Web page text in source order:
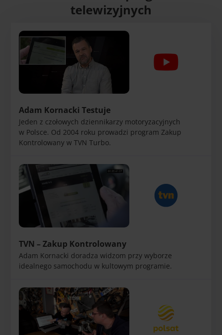
telewizyjnych
Adam Kornacki Testuje
Jeden z czołowych dziennikarzy motoryzacyjnych
w Polsce. Od 2004 roku prowadzi program Zakup
Kontrolowany w TVN Turbo.
TVN – Zakup Kontrolowany
Adam Kornacki doradza widzom przy wyborze
idealnego samochodu w kultowym programie.